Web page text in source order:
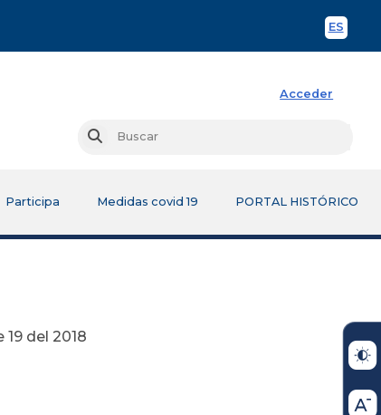
ES
Acceder
Buscar
Participa Medidas covid 19 PORTAL HISTÓRICO